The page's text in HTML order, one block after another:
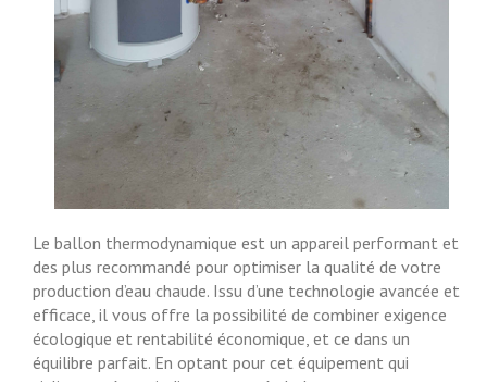
Le ballon thermodynamique est un appareil performant et
des plus recommandé pour optimiser la qualité de votre
production d’eau chaude. Issu d’une technologie avancée et
efficace, il vous offre la possibilité de combiner exigence
écologique et rentabilité économique, et ce dans un
équilibre parfait. En optant pour cet équipement qui